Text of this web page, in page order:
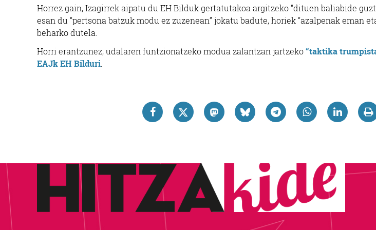
Horrez gain, Izagirrek aipatu du EH Bilduk gertatutakoa argitzeko “dituen baliabide
esan du “pertsona batzuk modu ez zuzenean” jokatu badute, horiek “azalpenak eman
beharko dutela.
Horri erantzunez, udalaren funtzionatzeko modua zalantzan jartzeko“taktika
EAJk EH Bilduri